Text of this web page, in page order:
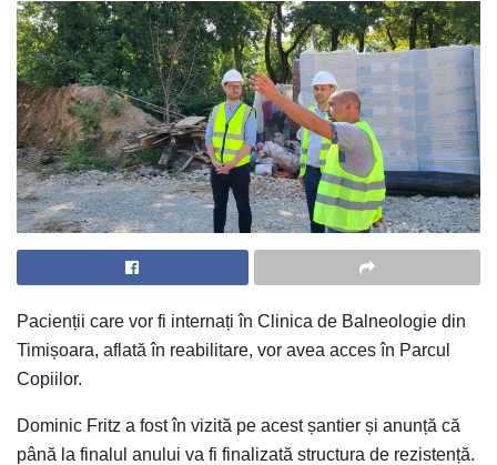
Pacienții care vor fi internați în Clinica de Balneologie din
Timișoara, aflată în reabilitare, vor avea acces în Parcul
Copiilor.
Dominic Fritz a fost în vizită pe acest șantier și anunță că
până la finalul anului va fi finalizată structura de rezistență.